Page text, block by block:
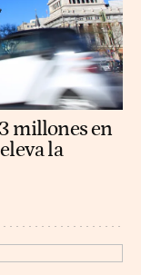
millones en
la